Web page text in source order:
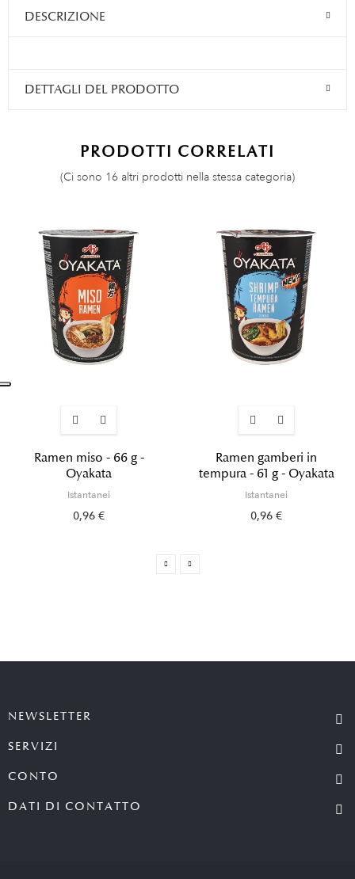
DESCRIZIONE
DETTAGLI DEL PRODOTTO
PRODOTTI CORRELATI
(Ci sono 16 altri prodotti nella stessa categoria)
Ramen miso - 66 g -
Oyakata
Istantanei
0,96 €
Ramen gamberi in
tempura - 61 g - Oyakata
Istantanei
0,96 €
NEWSLETTER
SERVIZI
CONTO
DATI DI CONTATTO